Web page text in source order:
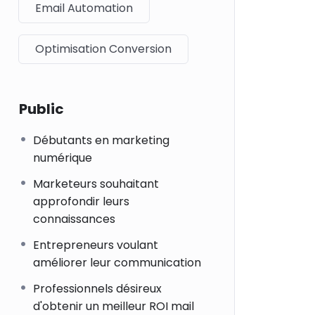
Email Automation
Optimisation Conversion
Public
Débutants en marketing
numérique
Marketeurs souhaitant
approfondir leurs
connaissances
Entrepreneurs voulant
améliorer leur communication
Professionnels désireux
d'obtenir un meilleur ROI mail